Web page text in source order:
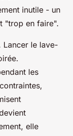
inutile - un
"trop en faire".
Lancer le lave-
les
elle